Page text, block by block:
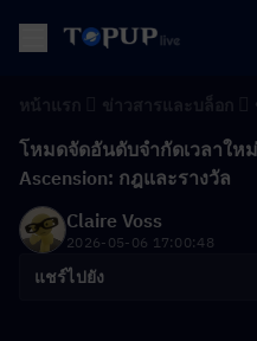
โหมดจัดอันดับจำกัดเวลาให
Ascension: กฎและรางวัล
Claire Voss
2026-05-06 17:00:48
แชร์ไปยัง